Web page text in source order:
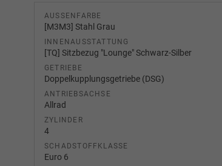
AUSSENFARBE
[M3M3] Stahl Grau
INNENAUSSTATTUNG
[TQ] Sitzbezug "Lounge" Schwarz-Silber
GETRIEBE
Doppelkupplungsgetriebe (DSG)
ANTRIEBSACHSE
Allrad
ZYLINDER
4
SCHADSTOFFKLASSE
Euro 6